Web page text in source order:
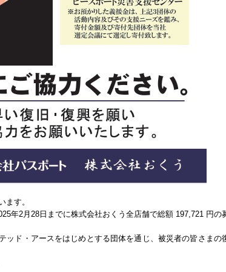
ます。
年2月28日までに株式会社おくう全店舗で総額 197,721 円の
ッド・アースをはじめとする団体を通じ、被災者の皆さまの